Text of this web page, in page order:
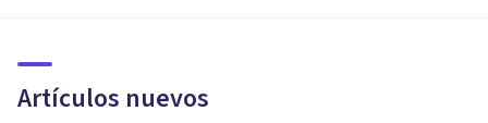
Artículos nuevos